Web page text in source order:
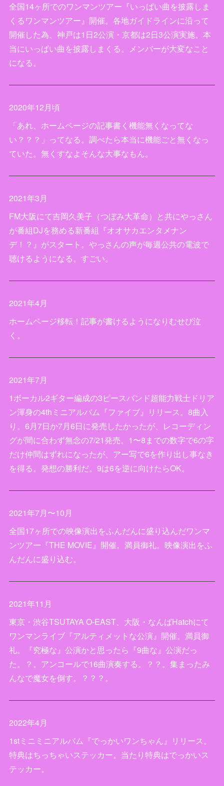
全国14ヶ所でのワンマンツアー『いっぱい曲を披露しま
くるワンマンツアー』開催。各地ガイドラインに沿って
開催した為、神戸は1日2公演・京都は2日3公演実施。本
当にいっぱい曲を披露しまくる。メンバーが大変なこと
になる。
2020年12月頃
「あれ、ホームページの記事書く機能無くなってな
い？？？」ってなる。調べたら本当に機能ごと無くなっ
ていた。無くすなよそんな大事なもん。
2021年3月
FM大阪にて吉岡久美子（つぼみ大革命）と共にやっさん
が番組DJを務める新番組『オオサカエンタメナン
デ！？』がスタート。やっさんの声が毎週公共の電波で
聴けるようになる。すごい。
2021年4月
ホームページ移転！記事が書けるようになりむせび泣
く。
2021年7月
1ボーカル2ギター編成の3ピースバンド超能力戦士ドリア
ン渾身の4thミニアルバム『ファイブ』リリース。8曲入
り。6月7日か7月6日に発売したかったが、レコーディン
グが間に合わず無念の7/21発売。1〜8までの数字で6の字
だけ仲間はずれになったが、アー写で6を作り出し事なき
を得る。発想の勝利だ。9は6を逆に向けたらOK。
2021年7月〜10月
全国17ヶ所での映像演出をふんだんに盛り込んだワンマ
ンツアー『THE MOVIE』開催。満員御礼。映像演出をふ
んだんに盛り込む。
2021年11月
東京・渋谷TSUTAYA O-EAST、大阪・なんばHatchにて
ワンマンライブ『アルティメットな公演』開催。満員御
礼。『究極な』公演かと思ったら『9曲な』公演だっ
た。？。アンコールで16曲演奏する。？？。集まったみ
んなで魔女を倒す。？？？。
2022年4月
1stミニミニアルバム『でっかいワンちゃん』リリース。
特典はちっちゃいステッカー。当たり特典はでっかいス
テッカー。